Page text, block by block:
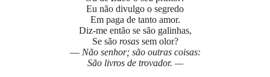
Eu não divulgo o segredo
Em paga de tanto amor.
Diz-me então se são galinhas,
Se são rosassem olor?
— Não senhor; são outras coisas:
São livros de trovador. —